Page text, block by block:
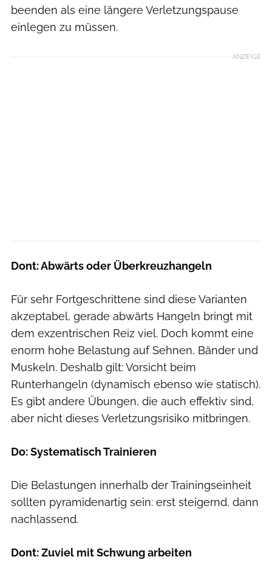
beenden als eine längere Verletzungspause
einlegen zu müssen.
ANZEIGE
Dont: Abwärts oder Überkreuzhangeln
Für sehr Fortgeschrittene sind diese Varianten
akzeptabel, gerade abwärts Hangeln bringt mit
dem exzentrischen Reiz viel. Doch kommt eine
enorm hohe Belastung auf Sehnen, Bänder und
Muskeln. Deshalb gilt: Vorsicht beim
Runterhangeln (dynamisch ebenso wie statisch).
Es gibt andere Übungen, die auch effektiv sind,
aber nicht dieses Verletzungsrisiko mitbringen.
Do: Systematisch Trainieren
Die Belastungen innerhalb der Trainingseinheit
sollten pyramidenartig sein: erst steigernd, dann
nachlassend.
Dont: Zuviel mit Schwung arbeiten